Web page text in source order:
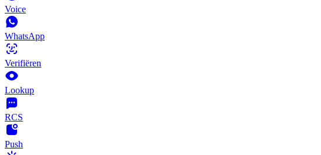
Voice
WhatsApp
Verifiëren
Lookup
RCS
Push